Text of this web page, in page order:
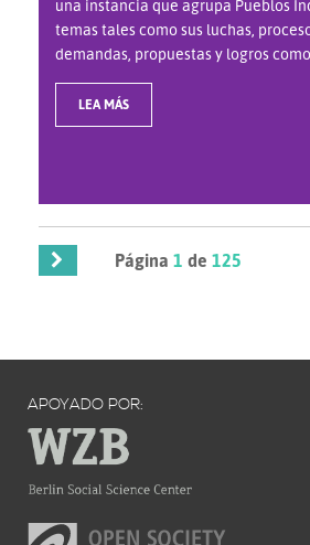
una instancia que agrupa Pueblos
temas tales como sus luchas,
demandas, propuestas y logros
LEA MÁS
Página1 de125
APOYADO POR: